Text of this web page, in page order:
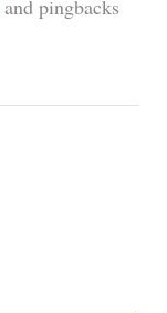
and pingbacks